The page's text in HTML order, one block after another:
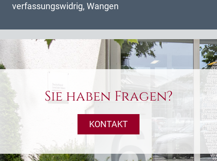
verfassungswidrig, Wangen
Sie haben Fragen?
KONTAKT